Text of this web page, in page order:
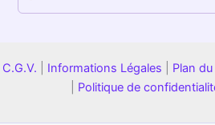
C.G.V. Informations Légales Plan
Politique de